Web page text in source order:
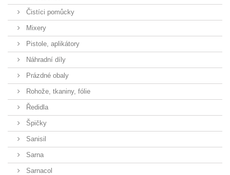
Čistíci pomůcky
Mixery
Pistole, aplikátory
Náhradní díly
Prázdné obaly
Rohože, tkaniny, fólie
Ředidla
Špičky
Sanisil
Sarna
Sarnacol